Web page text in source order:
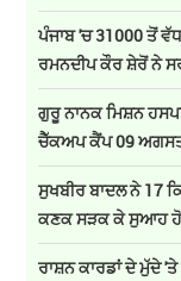
ਪੰਜਾਬ 'ਚ 31000 ਤੋਂ
ਰਮਨਦੀਪ ਕੌਰ ਸ਼ੇਰੋਂ ਨੇ
ਗੁਰੂ ਨਾਨਕ ਮਿਸ਼ਨ
ਚੈੱਕਅਪ ਕੈਂਪ 09
ਸੁਖਬੀਰ ਬਾਦਲ ਨੇ 17
ਕਣਕ ਸੜਕ ਕੇ ਸੁਆਹ
ਰਾਸ਼ਨ ਕਾਰਡਾਂ ਦੇ ਮੁੱਦੇ